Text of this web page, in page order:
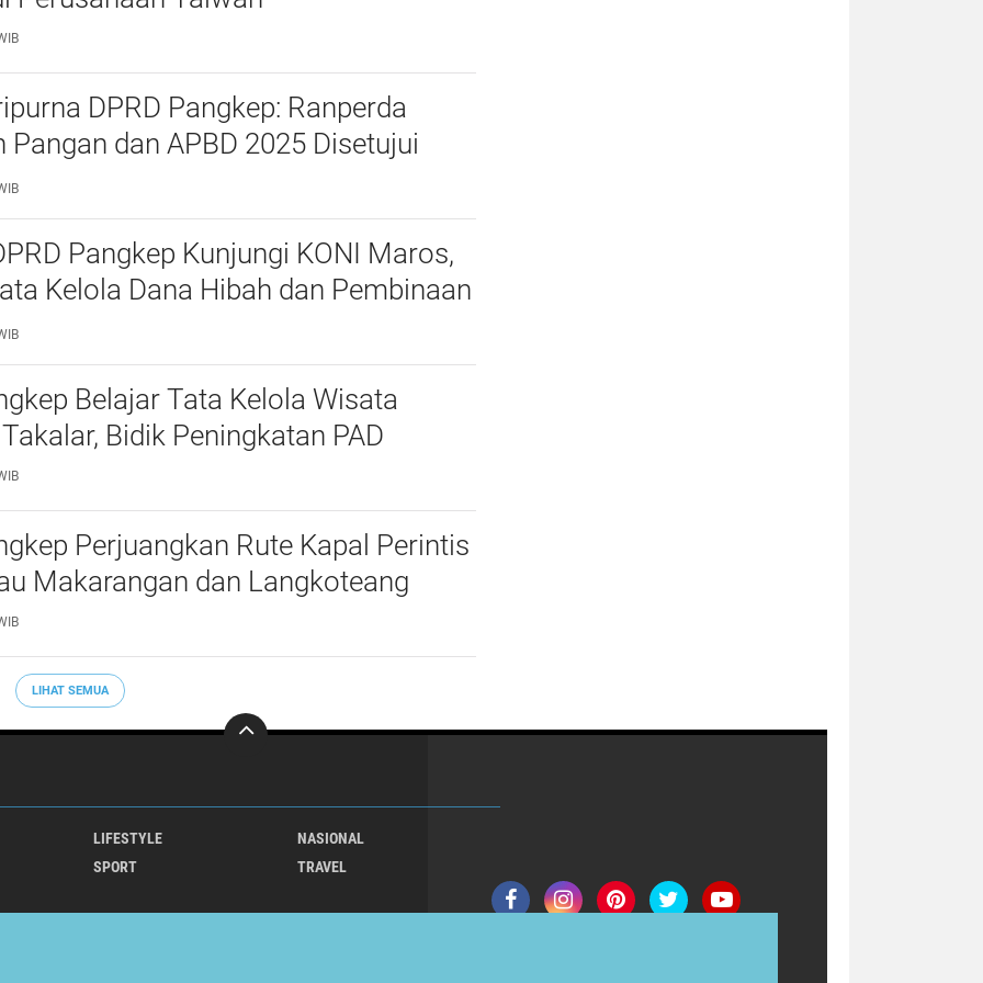
DPRD Pangkep: Ranperda
Pangan dan APBD 2025 Disetujui
Catatan
Pangkep Kunjungi KONI Maros,
Kelola Dana Hibah dan Pembinaan
Belajar Tata Kelola Wisata
Bidik Peningkatan PAD
Perjuangkan Rute Kapal Perintis
Makarangan dan Langkoteang
LIHAT SEMUA
LIFESTYLE
NASIONAL
SPORT TRAVEL